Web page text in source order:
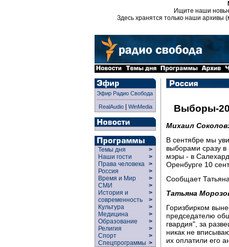
Ищите наши
Здесь хранятся только наши архивы
Эфир Радио Свобода
RealAudio| WinMedia
Темы дня
>
Наши гости
>
Права человека >
Россия
>
Время и Мир
>
СМИ
>
История и
современность
>
>
Культура
>
Медицина
>
Образование
>
Религия
>
Спорт
>
Спецпрограммы >
Выборы-
Михаил
В сентябре мы
выборами сразу в
мэры - в
Оренбурге 10
Сообщает
Татьяна
Горизбирком
председателю
гвардия", за
никак не
их оплатили его